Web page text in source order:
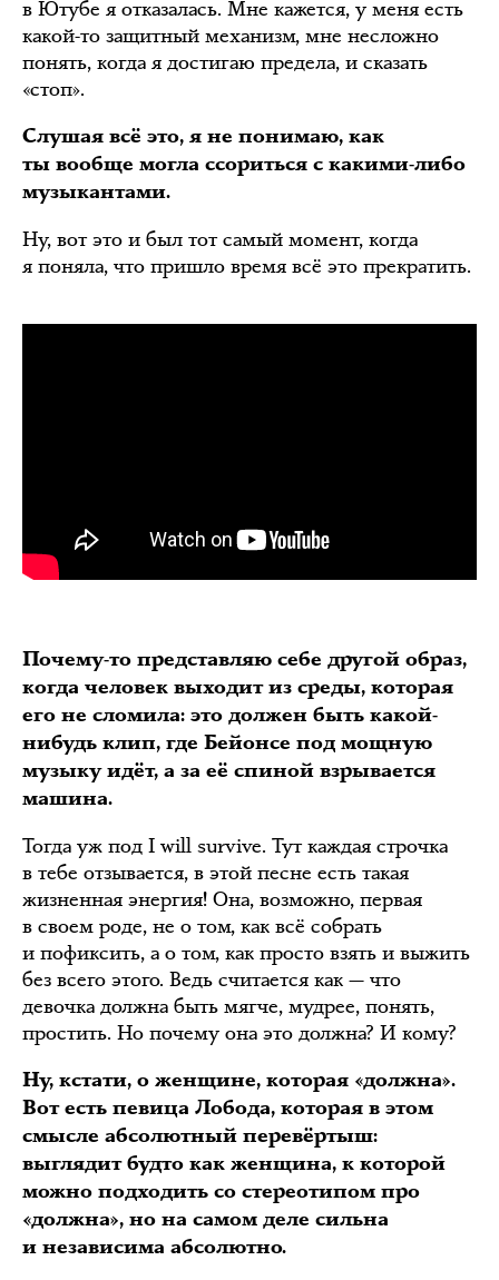
в Ютубе я отказалась. Мне кажется, у меня есть
какой-то защитный механизм, мне несложно
понять, когда я достигаю предела, и сказать
«стоп».
Слушая всё это, я не понимаю, как
ты вообще могла ссориться с какими-либо
музыкантами.
Ну, вот это и был тот самый момент, когда
я поняла, что пришло время всё это прекратить.
Почему-то представляю себе другой образ,
когда человек выходит из среды, которая
его не сломила: это должен быть какой-
нибудь клип, где Бейонсе под мощную
музыку идёт, а за её спиной взрывается
машина.
Тогда уж под I will survive. Тут каждая строчка
в тебе отзывается, в этой песне есть такая
жизненная энергия! Она, возможно, первая
в своем роде, не о том, как всё собрать
и пофиксить, а о том, как просто взять и выжить
без всего этого. Ведь считается как — что
девочка должна быть мягче, мудрее, понять,
простить. Но почему она это должна? И кому?
Ну, кстати, о женщине, которая «должна».
Вот есть певица Лобода, которая в этом
смысле абсолютный перевёртыш:
выглядит будто как женщина, к которой
можно подходить со стереотипом про
«должна», но на самом деле сильна
и независима абсолютно.